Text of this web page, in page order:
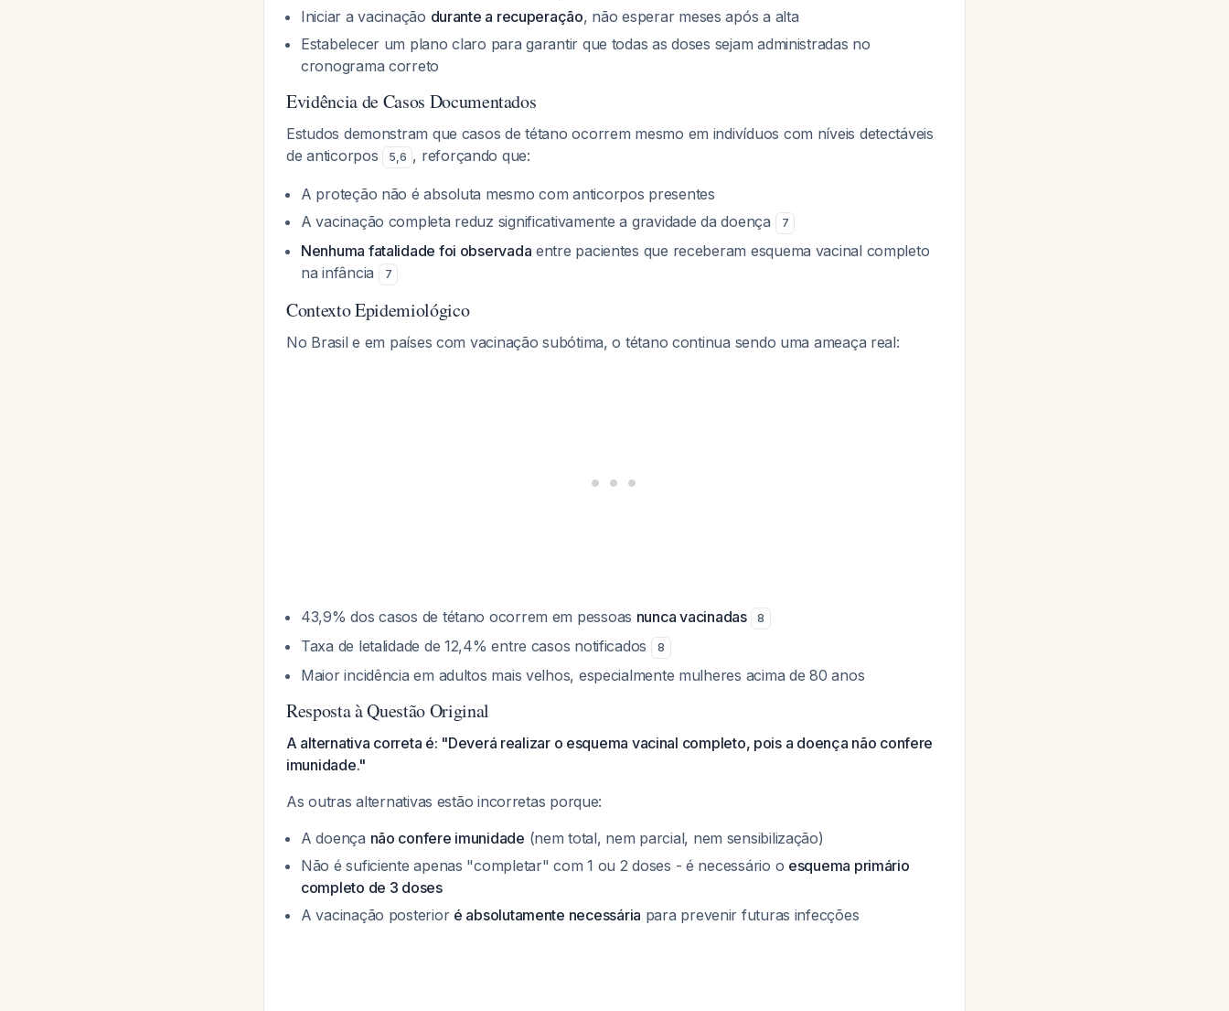
Iniciar a vacinação durante a recuperação, não esperar meses após a alta
Estabelecer um plano claro para garantir que todas as doses sejam administradas no
cronograma correto
Evidência de Casos Documentados
Estudos demonstram que casos de tétano ocorrem mesmo em indivíduos com níveis detectáveis
de anticorpos
5,6 , reforçando que:
A proteção não é absoluta mesmo com anticorpos presentes
A vacinação completa reduz significativamente a gravidade da doença
7
Nenhuma fatalidade foi observada entre pacientes que receberam esquema vacinal completo
na infância
7
Contexto Epidemiológico
No Brasil e em países com vacinação subótima, o tétano continua sendo uma ameaça real:
43,9% dos casos de tétano ocorrem em pessoas nunca vacinadas 8
Taxa de letalidade de 12,4% entre casos notificados 8
Maior incidência em adultos mais velhos, especialmente mulheres acima de 80 anos
Resposta à Questão Original
A alternativa correta é: "Deverá realizar o esquema vacinal completo, pois a doença não confere
imunidade."
As outras alternativas estão incorretas porque:
A doença não confere imunidade (nem total, nem parcial, nem sensibilização)
Não é suficiente apenas "completar" com 1 ou 2 doses - é necessário o esquema primário
completo de 3 doses
A vacinação posterior é absolutamente necessária para prevenir futuras infecções